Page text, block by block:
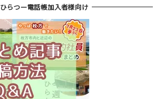
ひらつー電話帳加入者様向け